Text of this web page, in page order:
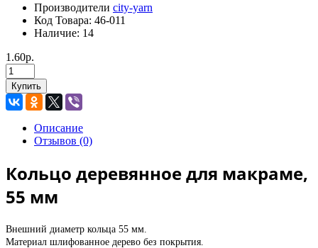
Производители city-yarn
Код Товара: 46-011
Наличие: 14
1.60р.
Купить
Описание
Отзывов (0)
Кольцо деревянное для макраме,
55 мм
Внешний диаметр кольца 55 мм.
Материал шлифованное дерево без покрытия.